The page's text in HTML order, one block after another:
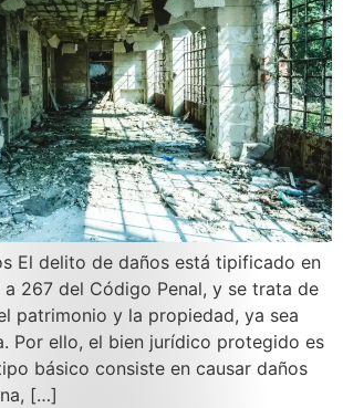
El delito de daños está tipificado en
267 del Código Penal, y se trata de
patrimonio y la propiedad, ya sea
Por ello, el bien jurídico protegido es
básico consiste en causar daños
[…]